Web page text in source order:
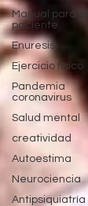
Manual para el
paciente
Enuresis
Ejercicio físico
Pandemia
coronavirus
Salud mental
creatividad
Autoestima
Neurociencia
Antipsiquiatría